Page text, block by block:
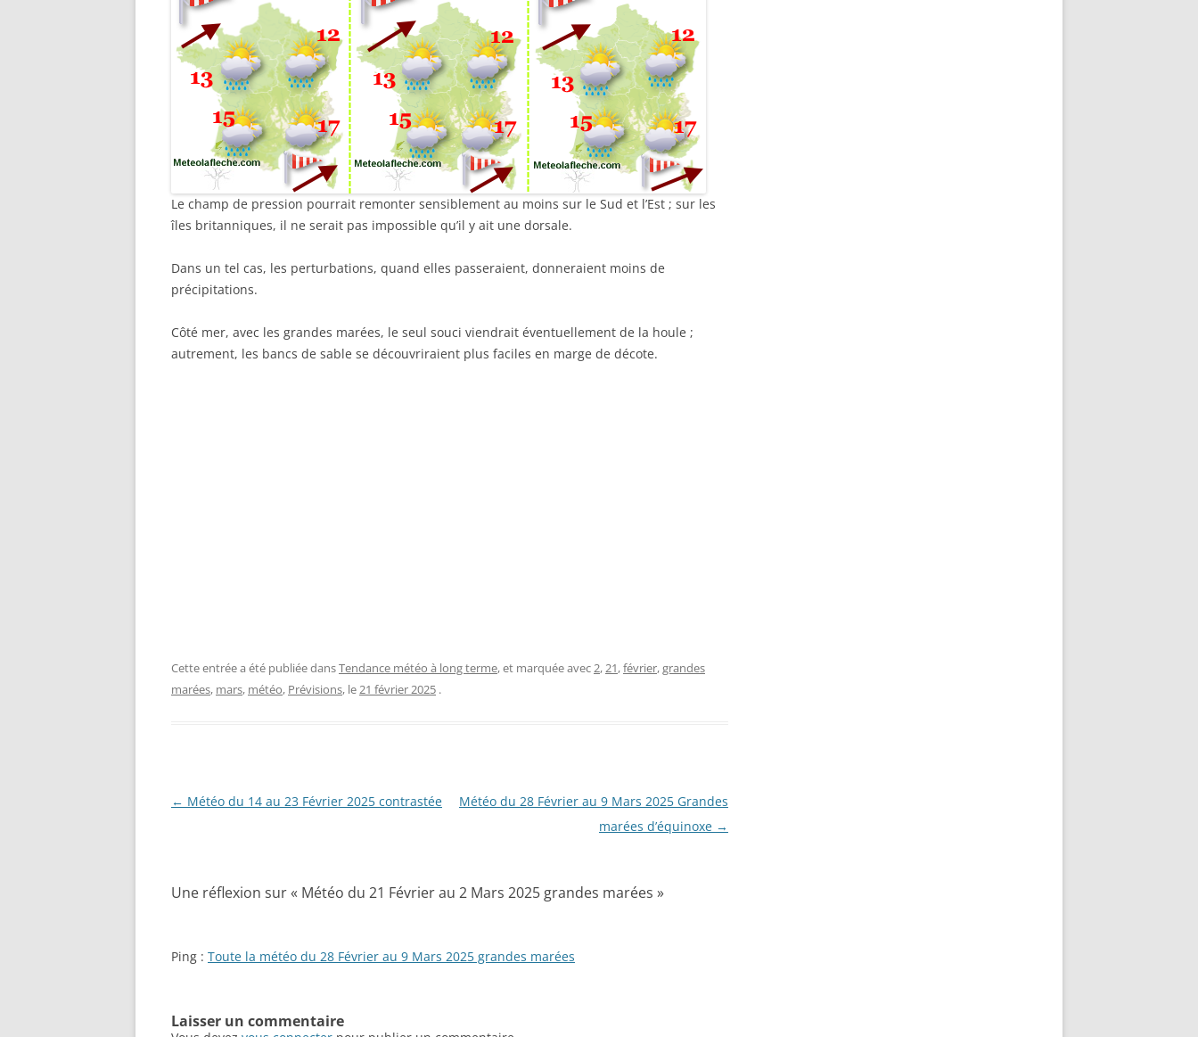
Le champ de pression pourrait remonter sensiblement au moins sur le Sud et l’Est ; sur les
îles britanniques, il ne serait pas impossible qu’il y ait une dorsale.
Dans un tel cas, les perturbations, quand elles passeraient, donneraient moins de
précipitations.
Côté mer, avec les grandes marées, le seul souci viendrait éventuellement de la houle ;
autrement, les bancs de sable se découvriraient plus faciles en marge de décote.
Cette entrée a été publiée dansTendance météo à long terme, et marquée avec2,21,février,grandes
marées, mars, météo, Prévisions, le21 février 2025 .
Navigation
← Météo du 14 au 23 Février 2025 contrastée
Météo du 28 Février au 9 Mars 2025 Grandes
marées d’équinoxe →
Une réflexion sur « Météo du 21 Février au 2 Mars 2025 grandes marées »
Ping : Toute la météo du 28 Février au 9 Mars 2025 grandes marées
Laisser un commentaire